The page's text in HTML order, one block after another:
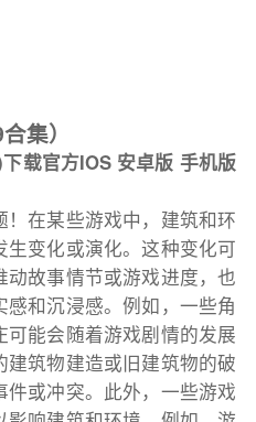
集）
载官方IOS 安卓版 手机版
在某些游戏中，建筑和环
变化或演化。这种变化可
故事情节或游戏进度，也
和沉浸感。例如，一些角
能会随着游戏剧情的发展
筑物建造或旧建筑物的破
或冲突。此外，一些游戏